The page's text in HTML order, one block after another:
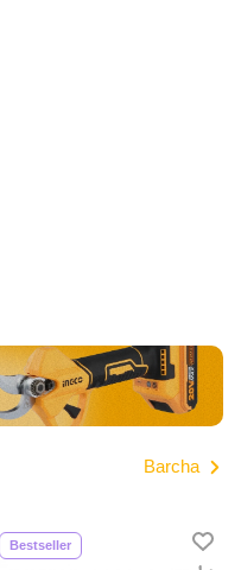
Barcha
Bestseller